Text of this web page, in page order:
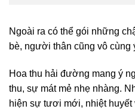
Ngoài ra có thể gói những
bè, người thân cũng vô cùng
Hoa thu hải đường mang ý
thu, sự mát mẻ nhẹ nhàng.
hiện sự tươi mới, nhiệt